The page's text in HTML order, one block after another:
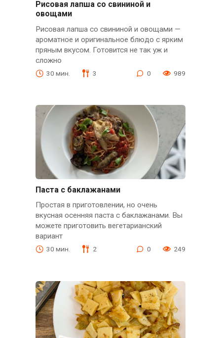
Рисовая лапша со свининой и
овощами
Рисовая лапша со свининой и овощами —
ароматное и оригинальное блюдо с ярким
пряным вкусом. Готовится не так уж и
сложно
30 мин. 3 0 989
Паста с баклажанами
Простая в приготовлении, но очень
вкусная осенняя паста с баклажанами. Вы
можете приготовить вегетарианский
вариант
30 мин. 2 0 249